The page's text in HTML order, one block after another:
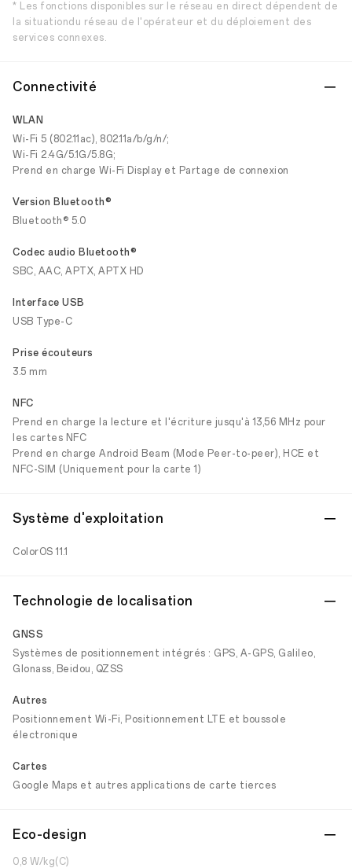
* Les fonctions disponibles sur le réseau en direct dépendent de
la situationdu réseau de l'opérateur et du déploiement des
services connexes.
Connectivité
WLAN
Wi-Fi 5 (802.11ac), 802.11a/b/g/n/;
Wi-Fi 2.4G/5.1G/5.8G;
Prend en charge Wi-Fi Display et Partage de connexion
Version Bluetooth®
Bluetooth® 5.0
Codec audio Bluetooth®
SBC, AAC, APTX, APTX HD
Interface USB
USB Type-C
Prise écouteurs
3.5 mm
NFC
Prend en charge la lecture et l'écriture jusqu'à 13,56 MHz pour
les cartes NFC
Prend en charge Android Beam (Mode Peer-to-peer), HCE et
NFC-SIM (Uniquement pour la carte 1)
Système d'exploitation
ColorOS 11.1
Technologie de localisation
GNSS
Systèmes de positionnement intégrés : GPS, A-GPS, Galileo,
Glonass, Beidou, QZSS
Autres
Positionnement Wi-Fi, Positionnement LTE et boussole
électronique
Cartes
Google Maps et autres applications de carte tierces
Eco-design
0,8 W/kg(C)